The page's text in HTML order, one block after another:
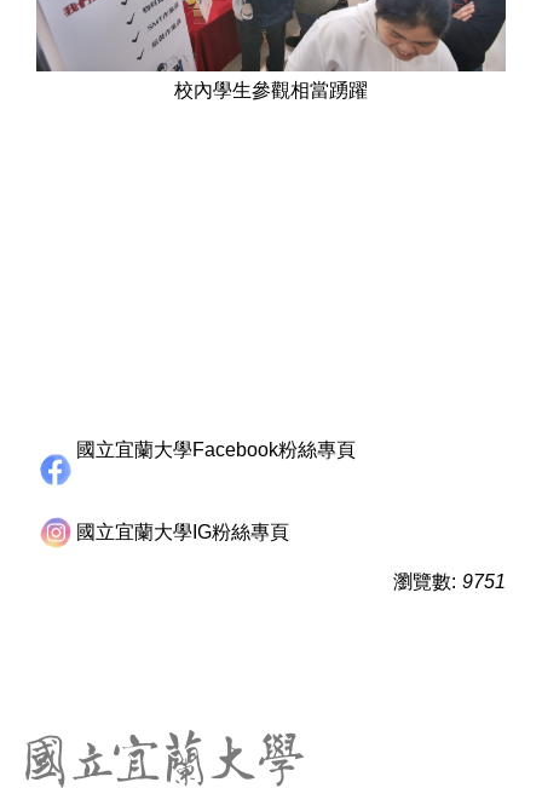
校內學生參觀相當踴躍
國立宜蘭大學Facebook粉絲專頁
國立宜蘭大學IG粉絲專頁
瀏覽數: 9751